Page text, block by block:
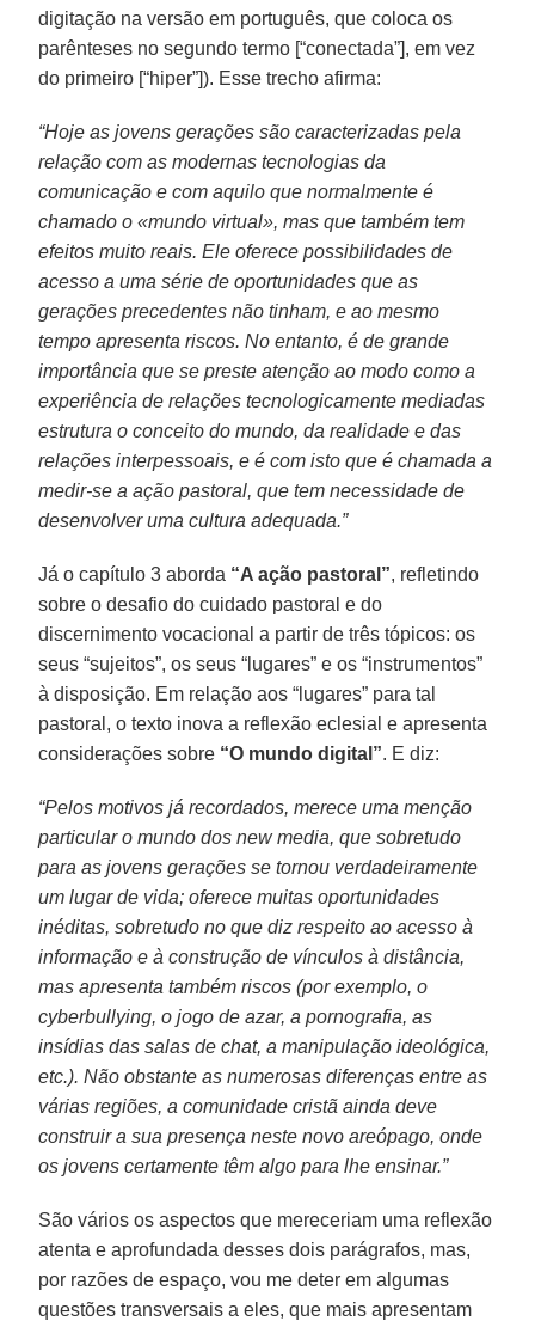
digitação na versão em português, que coloca os
parênteses no segundo termo [“conectada”], em vez
do primeiro [“hiper”]). Esse trecho afirma:
“Hoje as jovens gerações são caracterizadas pela
relação com as modernas tecnologias da
comunicação e com aquilo que normalmente é
chamado o «mundo virtual», mas que também tem
efeitos muito reais. Ele oferece possibilidades de
acesso a uma série de oportunidades que as
gerações precedentes não tinham, e ao mesmo
tempo apresenta riscos. No entanto, é de grande
importância que se preste atenção ao modo como a
experiência de relações tecnologicamente mediadas
estrutura o conceito do mundo, da realidade e das
relações interpessoais, e é com isto que é chamada a
medir-se a ação pastoral, que tem necessidade de
desenvolver uma cultura adequada.”
Já o capítulo 3 aborda “A ação pastoral”, refletindo
sobre o desafio do cuidado pastoral e do
discernimento vocacional a partir de três tópicos: os
seus “sujeitos”, os seus “lugares” e os “instrumentos”
à disposição. Em relação aos “lugares” para tal
pastoral, o texto inova a reflexão eclesial e apresenta
considerações sobre “O mundo digital”. E diz:
“Pelos motivos já recordados, merece uma menção
particular o mundo dos new media, que sobretudo
para as jovens gerações se tornou verdadeiramente
um lugar de vida; oferece muitas oportunidades
inéditas, sobretudo no que diz respeito ao acesso à
informação e à construção de vínculos à distância,
mas apresenta também riscos (por exemplo, o
cyberbullying, o jogo de azar, a pornografia, as
insídias das salas de chat, a manipulação ideológica,
etc.). Não obstante as numerosas diferenças entre as
várias regiões, a comunidade cristã ainda deve
construir a sua presença neste novo areópago, onde
os jovens certamente têm algo para lhe ensinar.”
São vários os aspectos que mereceriam uma reflexão
atenta e aprofundada desses dois parágrafos, mas,
por razões de espaço, vou me deter em algumas
questões transversais a eles, que mais apresentam